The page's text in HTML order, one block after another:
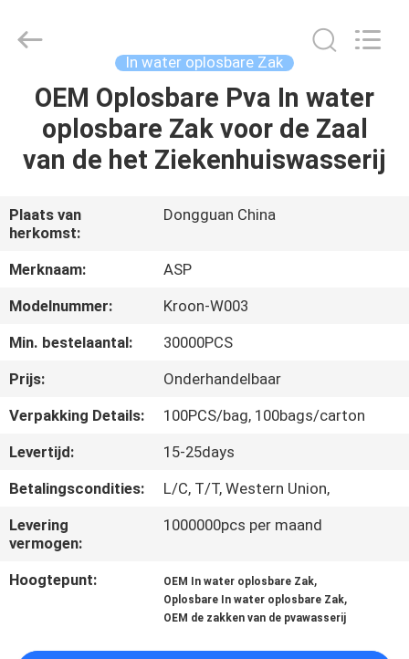
HUIS
PRODUCTEN
VR-
SHOW
ONGEVEER
ONS
FABRIEKSREIS
KWALITEITSCONTROLE
PRIVACY
POLICY
Rights
In water oplosbare Zak
OEM Oplosbare Pva In water
oplosbare Zak voor de Zaal
van de het Ziekenhuiswasserij
Plaats van
herkomst:
Dongguan China
Merknaam:
ASP
Modelnummer:
Kroon-W003
Min. bestelaantal:
30000PCS
Prijs:
Onderhandelbaar
Verpakking Details:
100PCS/bag, 100bags/carton
Levertijd:
15-25days
Betalingscondities:
L/C, T/T, Western Union,
Levering
vermogen:
1000000pcs per maand
Hoogtepunt: OEM In water oplosbare Zak,
Oplosbare In water oplosbare Zak,
OEM de zakken van de pvawasserij